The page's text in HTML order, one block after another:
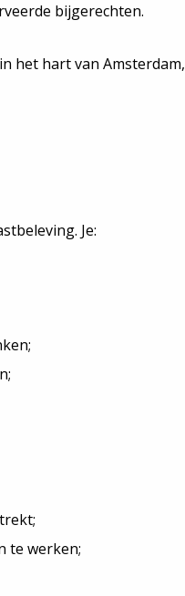
bijgerechten.
het hart van Amsterdam,
Je:
te werken;